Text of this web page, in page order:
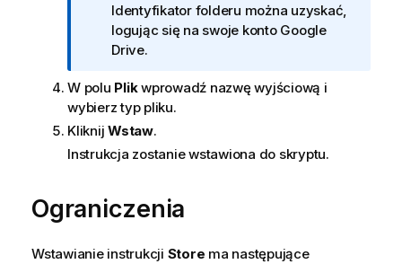
Identyfikator folderu można uzyskać,
logując się na swoje konto Google
Drive.
W polu Plikwprowadź nazwę wyjściową i
wybierz typ pliku.
Kliknij Wstaw.
Instrukcja zostanie wstawiona do skryptu.
Ograniczenia
Wstawianie instrukcji Store ma następujące